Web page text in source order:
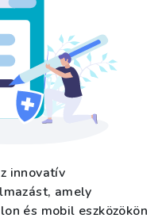
innovatív
amely
és mobil eszközökön